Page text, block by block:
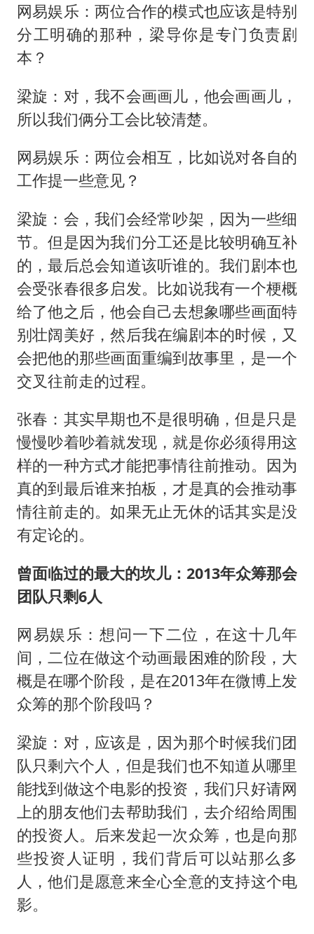
网易娱乐：两位合作的模式也应该是特别
分工明确的那种，梁导你是专门负责剧
本？
梁旋：对，我不会画画儿，他会画画儿，
所以我们俩分工会比较清楚。
网易娱乐：两位会相互，比如说对各自的
工作提一些意见？
梁旋：会，我们会经常吵架，因为一些细
节。但是因为我们分工还是比较明确互补
的，最后总会知道该听谁的。我们剧本也
会受张春很多启发。比如说我有一个梗概
给了他之后，他会自己去想象哪些画面特
别壮阔美好，然后我在编剧本的时候，又
会把他的那些画面重编到故事里，是一个
交叉往前走的过程。
张春：其实早期也不是很明确，但是只是
慢慢吵着吵着就发现，就是你必须得用这
样的一种方式才能把事情往前推动。因为
真的到最后谁来拍板，才是真的会推动事
情往前走的。如果无止无休的话其实是没
有定论的。
曾面临过的最大的坎儿：2013年众筹那会
团队只剩6人
网易娱乐：想问一下二位，在这十几年
间，二位在做这个动画最困难的阶段，大
概是在哪个阶段，是在2013年在微博上发
众筹的那个阶段吗？
梁旋：对，应该是，因为那个时候我们团
队只剩六个人，但是我们也不知道从哪里
能找到做这个电影的投资，我们只好请网
上的朋友他们去帮助我们，去介绍给周围
的投资人。后来发起一次众筹，也是向那
些投资人证明，我们背后可以站那么多
人，他们是愿意来全心全意的支持这个电
影。